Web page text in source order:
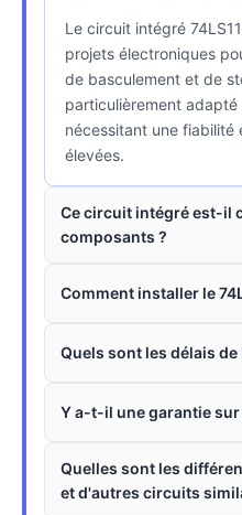
Le circuit intégré
projets électroniques
de basculement et de
particulièrement
nécessitant une fiabilité
élevées.
Ce circuit intégré est-il
composants ?
Comment installer le
Quels sont les délais
Y a-t-il une garantie
Quelles sont les
et d'autres circuits